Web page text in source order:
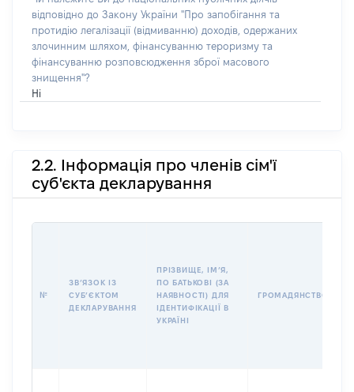
відповідно до Закону України "Про запобігання та
протидію легалізації (відмиванню) доходів, одержаних
злочинним шляхом, фінансуванню тероризму та
фінансуванню розповсюдження зброї масового
знищення"?
Ні
2.2. Інформація про членів сім'ї
суб'єкта декларування
№
ЗВʼЯЗОК ІЗ
СУБʼЄКТОМ
ДЕКЛАРУВАННЯ
ПРІЗВИЩЕ, ІМʼЯ,
ПО БАТЬКОВІ (ЗА
НАЯВНОСТІ) ДЛЯ
ІДЕНТИФІКАЦІЇ В
УКРАЇНІ
ГРОМАДЯНСТВО